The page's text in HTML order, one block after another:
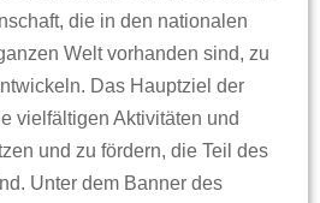
die in den nationalen
Welt vorhanden sind, zu
Das Hauptziel der
vielfältigen Aktivitäten und
und zu fördern, die Teil des
Unter dem Banner des